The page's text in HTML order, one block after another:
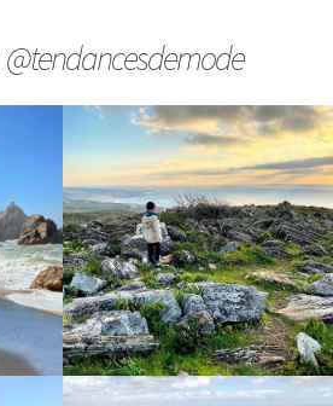
@tendancesdemode